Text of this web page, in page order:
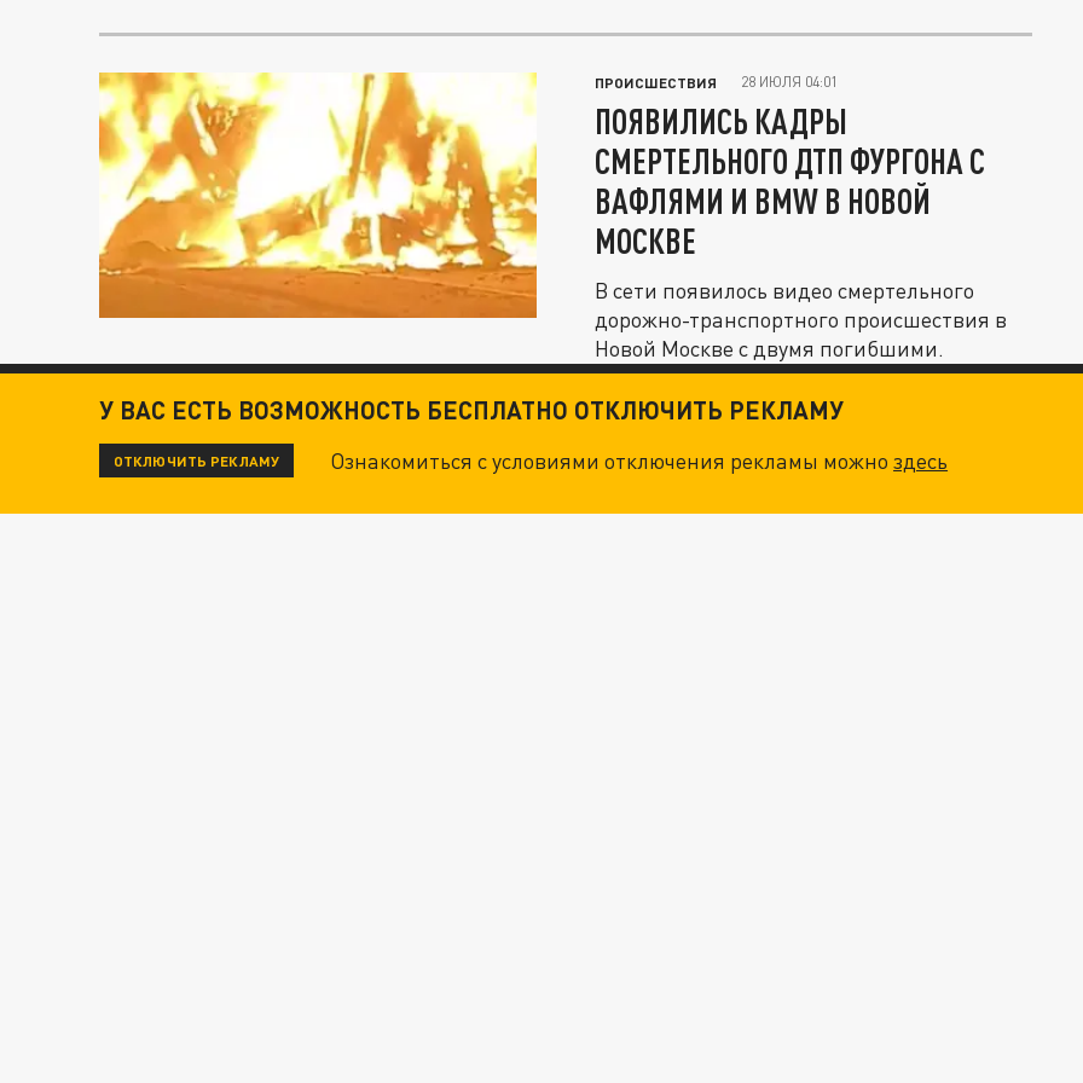
ПРОИСШЕСТВИЯ 28 ИЮЛЯ 04:01
ПОЯВИЛИСЬ КАДРЫ
СМЕРТЕЛЬНОГО ДТП ФУРГОНА С
ВАФЛЯМИ И BMW В НОВОЙ
МОСКВЕ
В сети появилось видео смертельного
дорожно-транспортного происшествия в
Новой Москве с двумя погибшими.
У ВАС ЕСТЬ ВОЗМОЖНОСТЬ БЕСПЛАТНО ОТКЛЮЧИТЬ РЕКЛАМУ
ОТКЛЮЧИТЬ РЕКЛАМУ Ознакомиться с условиями отключения рекламы можноздесь